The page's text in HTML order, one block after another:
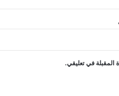
المقبلة في تعليقي.